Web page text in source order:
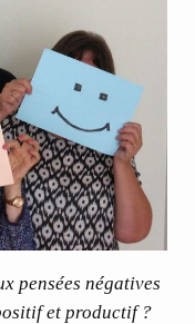
pensées négatives
et productif ?